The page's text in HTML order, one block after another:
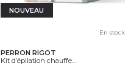
NOUVEAU
En stock
PERRON RIGOT
Kit d’épilation chauffe...